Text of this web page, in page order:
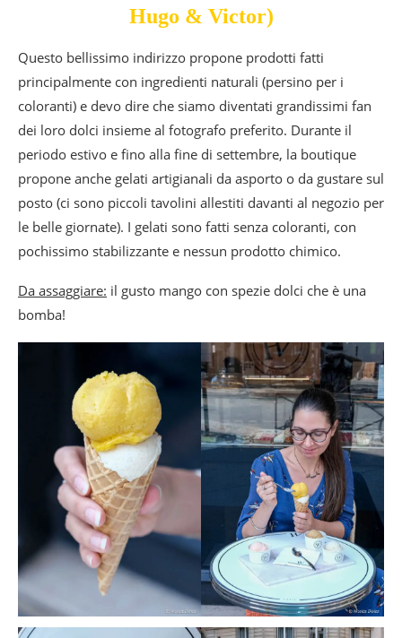
Hugo & Victor)
Questo bellissimo indirizzo propone prodotti fatti
principalmente con ingredienti naturali (persino per i
coloranti) e devo dire che siamo diventati grandissimi fan
dei loro dolci insieme al fotografo preferito. Durante il
periodo estivo e fino alla fine di settembre, la boutique
propone anche gelati artigianali da asporto o da gustare sul
posto (ci sono piccoli tavolini allestiti davanti al negozio per
le belle giornate). I gelati sono fatti senza coloranti, con
pochissimo stabilizzante e nessun prodotto chimico.
Da assaggiare: il gusto mango con spezie dolci che è una
bomba!